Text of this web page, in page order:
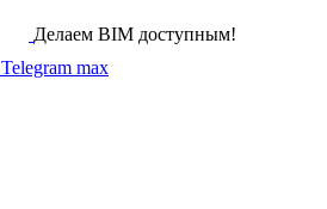
Делаем BIM доступным!
Telegram max